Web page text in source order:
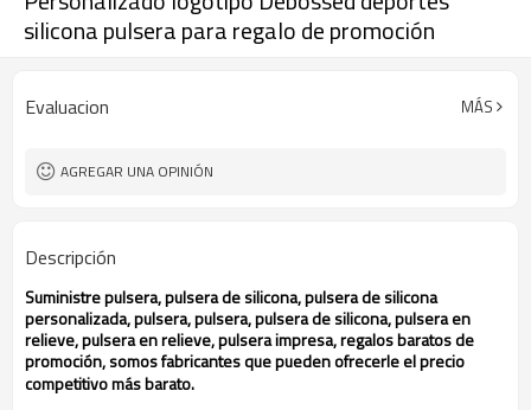
silicona pulsera para regalo de promoción
Evaluacion MÁS
AGREGAR UNA OPINIÓN
Descripción
Suministrepulsera, pulsera de silicona, pulsera de silicona
personalizada, pulsera, pulsera, pulsera de silicona, pulsera en
relieve, pulsera en relieve, pulsera impresa, regalos baratos de
promoción, somos fabricantes que pueden ofrecerle el precio
competitivo más barato.